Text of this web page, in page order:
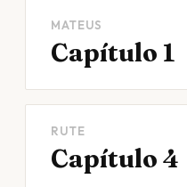
MATEUS
Capítulo 1
RUTE
Capítulo 4